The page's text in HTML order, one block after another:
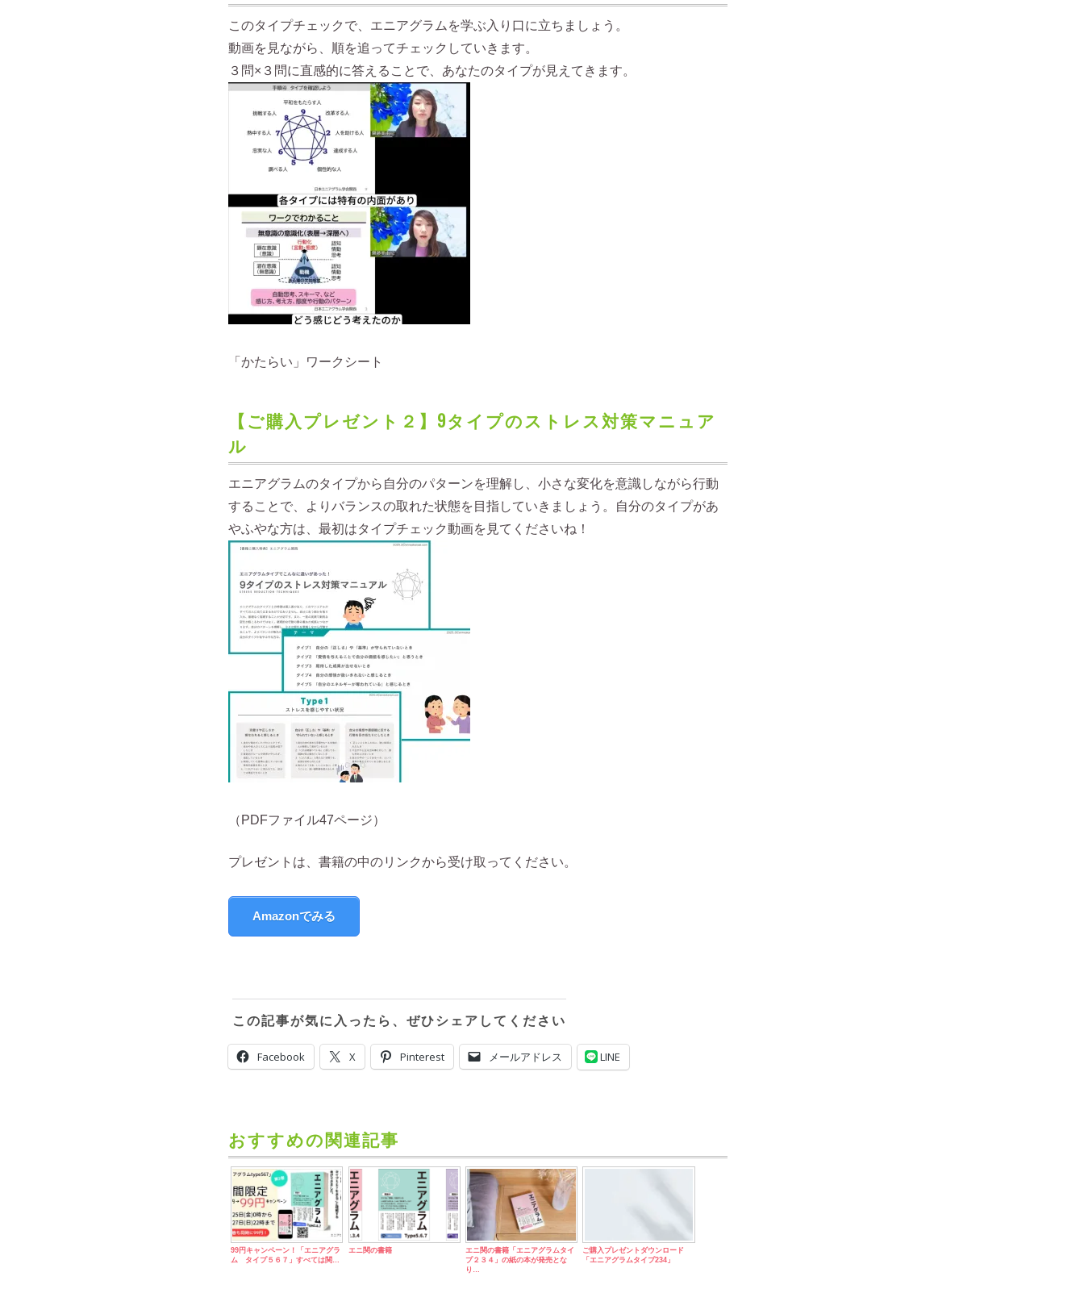
このタイプチェックで、エニアグラムを学ぶ入り口に立ちましょう。
動画を見ながら、順を追ってチェックしていきます。
３問×３問に直感的に答えることで、あなたのタイプが見えてきます。
「かたらい」ワークシート
【ご購入プレゼント２】9タイプのストレス対策マニュア
ル
エニアグラムのタイプから⾃分のパターンを理解し、⼩さな変化を意識しながら⾏動
することで、よりバランスの取れた状態を⽬指していきましょう。⾃分のタイプがあ
やふやな⽅は、最初はタイプチェック動画を⾒てくださいね！
（PDFファイル47ページ）
プレゼントは、書籍の中のリンクから受け取ってください。
Amazonでみる
この記事が気に入ったら、ぜひシェアしてください
Facebook X Pinterest メールアドレス LINE
おすすめの関連記事
99円キャンペーン！「エニアグラ
ム タイプ５６７」すべては関…
エニ関の書籍
エニ関の書籍「エニアグラムタイ
プ２３４」の紙の本が発売とな
り…
ご購入プレゼントダウンロード
「エニアグラムタイプ234」